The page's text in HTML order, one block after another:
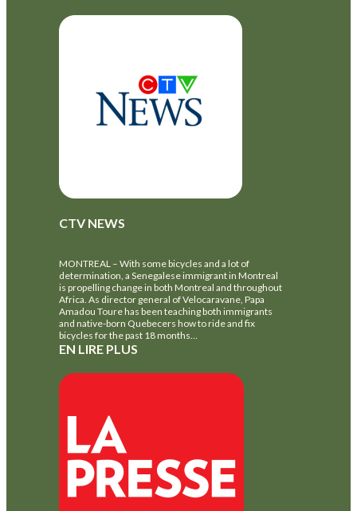
CTV NEWS
MONTREAL – With some bicycles and a lot of
determination, a Senegalese immigrant in Montreal
is propelling change in both Montreal and throughout
Africa. As director general of Velocaravane, Papa
Amadou Toure has been teaching both immigrants
and native-born Quebecers how to ride and fix
bicycles for the past 18 months…
EN LIRE PLUS